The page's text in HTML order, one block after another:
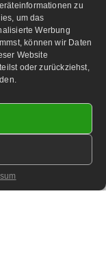
zu
um das
Werbung
können wir Daten
Website
oder zurückziehst,
vorbehalten.